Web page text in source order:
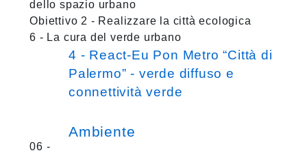
dello spazio urbano
Obiettivo 2 - Realizzare la città ecologica
6 - La cura del verde urbano
4 - React-Eu Pon Metro “Città di
Palermo” - verde diffuso e
connettività verde
Ambiente
06 -